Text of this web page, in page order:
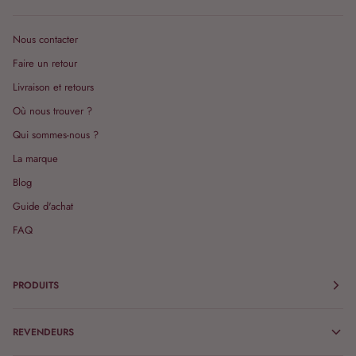
Nous contacter
Faire un retour
Livraison et retours
Où nous trouver ?
Qui sommes-nous ?
La marque
Blog
Guide d'achat
FAQ
PRODUITS
REVENDEURS